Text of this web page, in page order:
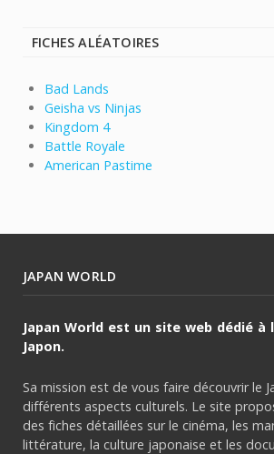
FICHES ALÉATOIRES
Bad Lands
Geisha vs Ninjas
Kingdom 4
Battle Royale
American Pastime
JAPAN WORLD
Japan World est un site web dédié à
Japon.
Sa mission est de vous faire découvrir le
différents aspects culturels. Le site
des fiches détaillées sur le cinéma, les
littérature, la culture japonaise et les